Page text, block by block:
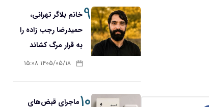
۹خانم بلاگر تهرانی،
حمیدرضا رجب زاده را
به قرار مرگ کشاند
۱۴۰۵/۰۵/۱۸ ۱۵:۰۸
ماجرای قبض‌های